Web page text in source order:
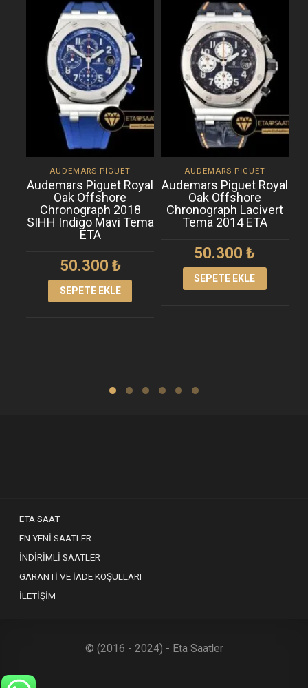
AUDEMARS PIGUET
Audemars Piguet Royal
Oak Offshore
Chronograph 2018
SIHH Indigo Mavi Tema
ETA
50.300 ₺
SEPETE EKLE
AUDEMARS PIGUET
Audemars Piguet Royal
Oak Offshore
Chronograph Lacivert
Tema 2014 ETA
50.300₺
SEPETE EKLE
ETA SAAT
EN YENI SAATLER
İNDIRIMLI SAATLER
GARANTI VE İADE KOŞULLARI
İLETIŞIM
© (2016 - 2024) - Eta Saatler